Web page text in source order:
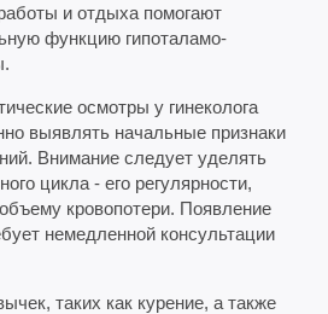
и отдыха помогают
функцию гипоталамо-
осмотры у гинеколога
выявлять начальные признаки
Внимание следует уделять
цикла - его регулярности,
кровопотери. Появление
немедленной консультации
таких как курение, а также